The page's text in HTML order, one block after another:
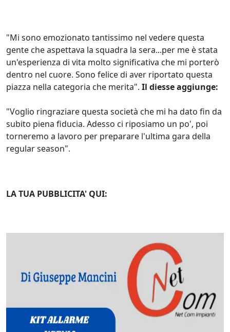
"Mi sono emozionato tantissimo nel vedere questa
gente che aspettava la squadra la sera...per me è stata
un'esperienza di vita molto significativa che mi porterò
dentro nel cuore. Sono felice di aver riportato questa
piazza nella categoria che merita". Il diesse aggiunge:
"Voglio ringraziare questa società che mi ha dato fin da
subito piena fiducia. Adesso ci riposiamo un po', poi
torneremo a lavoro per preparare l'ultima gara della
regular season".
LA TUA PUBBLICITA' QUI: